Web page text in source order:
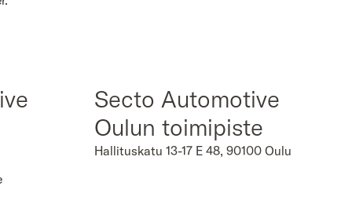
Secto Automotive
Oulun toimipiste
Hallituskatu 13-17 E 48, 90100 Oulu